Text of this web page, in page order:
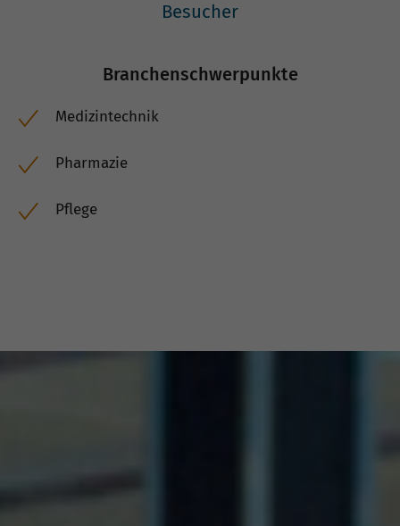
Besucher
Branchenschwerpunkte
Medizintechnik
Pharmazie
Pflege